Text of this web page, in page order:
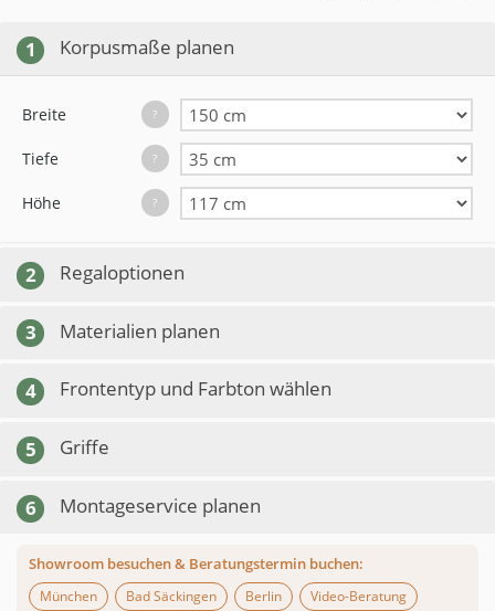
1 Korpusmaße planen
Breite ?
Tiefe ?
Höhe ?
2 Regaloptionen
3 Materialien planen
4 Frontentyp und Farbton wählen
5 Griffe
6 Montageservice planen
Showroom besuchen & Beratungstermin buchen:
München
Bad Säckingen Berlin
Video-Beratung